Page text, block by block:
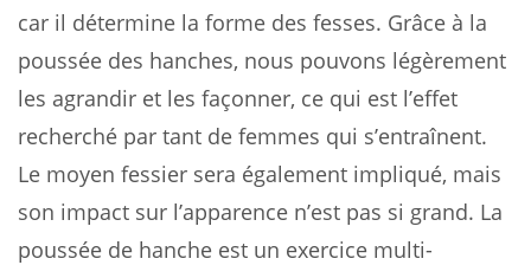
car il détermine la forme des fesses. Grâce à la
poussée des hanches, nous pouvons légèrement
les agrandir et les façonner, ce qui est l’effet
recherché par tant de femmes qui s’entraînent.
Le moyen fessier sera également impliqué, mais
son impact sur l’apparence n’est pas si grand. La
poussée de hanche est un exercice multi-